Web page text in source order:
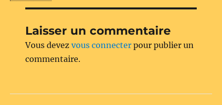
Laisser un commentaire
Vous devezvous connecter pour publier un
commentaire.